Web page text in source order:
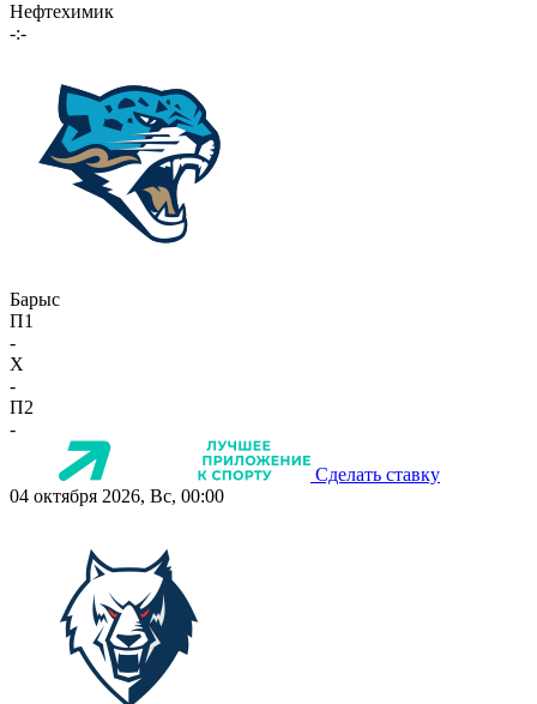
Нефтехимик
-:-
Барыс
П1
-
X
-
П2
-
Сделать ставку
04 октября 2026, Вс, 00:00